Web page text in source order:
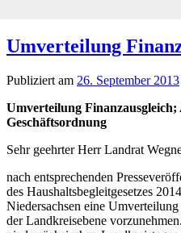
Umverteilung
Publiziert am 26. September 2013
Umverteilung Finanzausgleich;
Geschäftsordnung
Sehr geehrter Herr Landrat
nach entsprechenden
des Haushaltsbegleitgesetzes
Niedersachsen eine
der Landkreisebene